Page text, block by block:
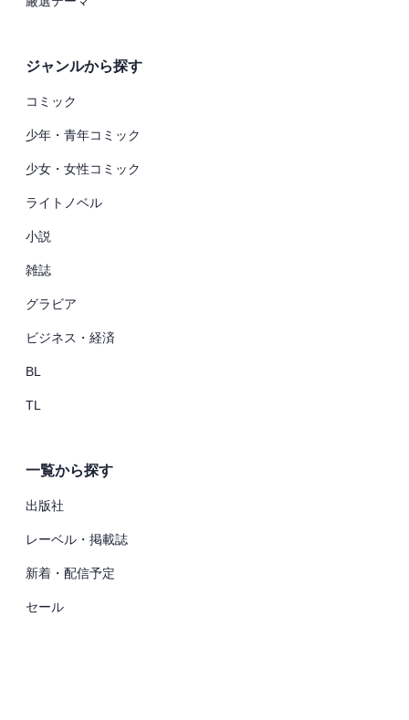
ジャンルから探す
コミック
少年・青年コミック
少女・女性コミック
ライトノベル
小説
雑誌
グラビア
ビジネス・経済
BL
TL
一覧から探す
出版社
レーベル・掲載誌
新着・配信予定
セール